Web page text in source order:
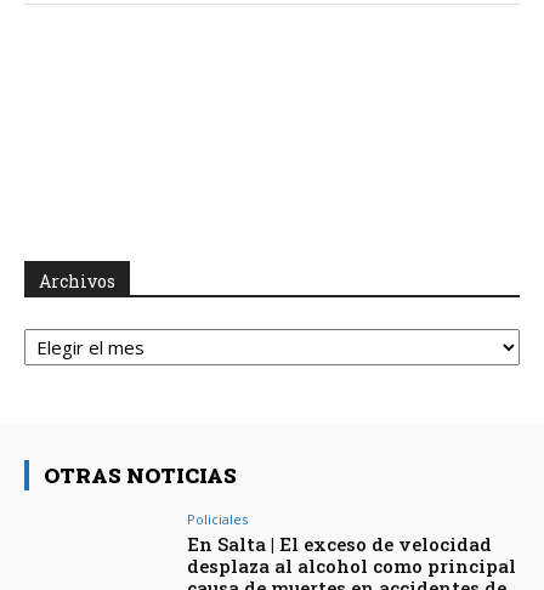
Archivos
Archivos
OTRAS NOTICIAS
Policiales
En Salta | El exceso de velocidad
desplaza al alcohol como principal